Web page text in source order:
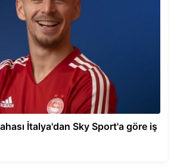
İtalya'dan Sky Sport'a göre iş